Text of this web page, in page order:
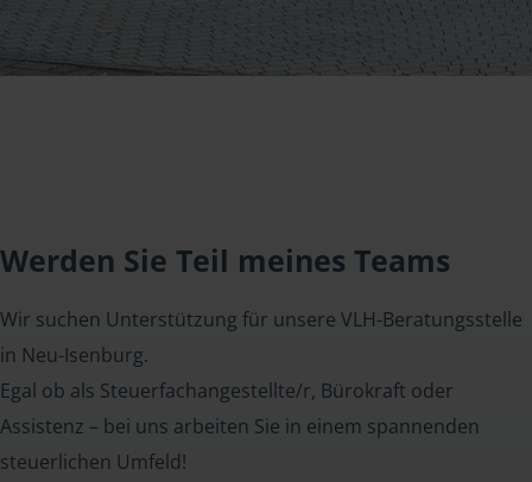
Werden Sie Teil meines Teams
Wir suchen Unterstützung für unsere VLH-Beratungsstelle
in Neu-Isenburg.
Egal ob als Steuerfachangestellte/r, Bürokraft oder
Assistenz – bei uns arbeiten Sie in einem spannenden
steuerlichen Umfeld!